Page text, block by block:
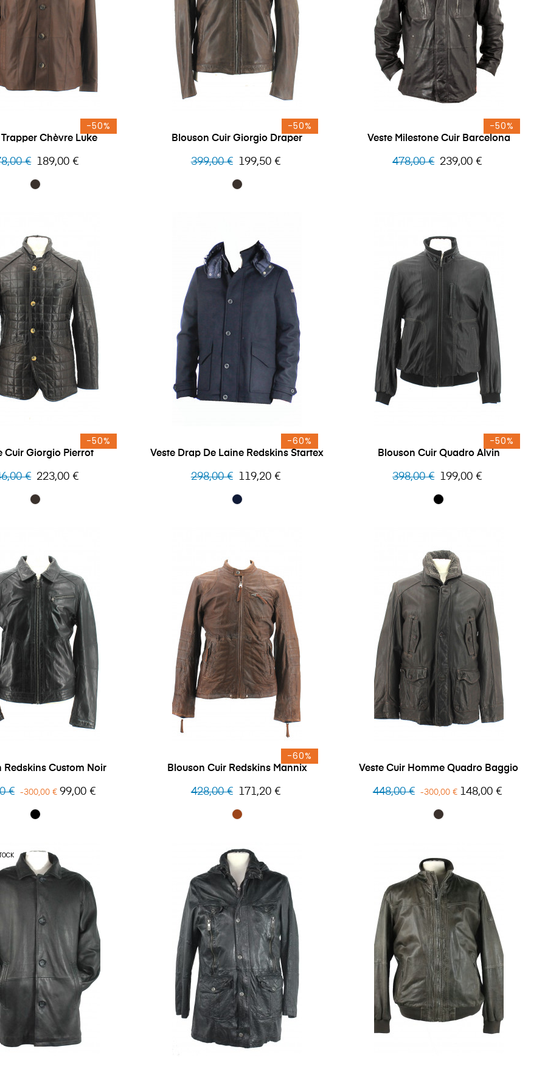
Veste Trapper Chèvre Luke
€
-50%
Prix
189,00 €
Blouson Cuir Giorgio Draper
Prix
399,00 €
-50%
Prix
199,50 €
Veste Milestone Cuir Barcelona
Prix
478,00 €
-50%
Prix
239,00 €
Cuir Giorgio Pierrot
€
-50%
Prix
223,00 €
Veste Drap De Laine Redskins Startex
Prix
298,00 €
-60%
Prix
119,20 €
Blouson Cuir Quadro Alvin
Prix
398,00 €
-50%
Prix
199,00 €
Redskins Custom Noir
€ -300,00 € Prix
99,00 €
Blouson Cuir Redskins Mannix
Prix
428,00 €
-60%
Prix
171,20 €
Veste Cuir Homme Quadro Baggio
Prix
448,00 € -300,00 € Prix
148,00 €